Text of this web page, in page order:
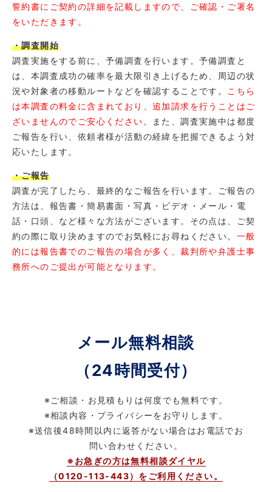
誓約書にご契約の詳細を記載しますので、ご確認・ご署名
をいただきます。
・調査開始
調査実施をする前に、予備調査を行います。予備調査と
は、本調査成功の確率を最大限引き上げるため、周辺の状
況や対象者の移動ルートなどを確認することです。
こちら
は本調査の料金に含まれており、追加請求を行うことはご
ざいませんのでご安心ください。
また、調査実施中は都度
ご報告を行い、依頼者様が活動の経緯を把握できるよう対
応いたします。
・ご報告
調査が完了したら、最終的なご報告を行います。ご報告の
方法は、報告書・簡易書面・写真・ビデオ・メール・電
話・口頭、など様々な方法がございます。その点は、ご契
約の際に取り決めますのでお気軽にお尋ねください。 一般
的には報告書でのご報告の場合が多く、裁判所や弁護士事
務所へのご提出が可能となります。
メール無料相談
（24時間受付）
※ご相談・お見積もりは何度でも無料です。
※相談内容・プライバシーをお守りします。
※送信後48時間以内に返答がない場合はお電話でお
問い合わせください。
※お急ぎの方は無料相談ダイヤル
（0120-113-443）をご利用ください。